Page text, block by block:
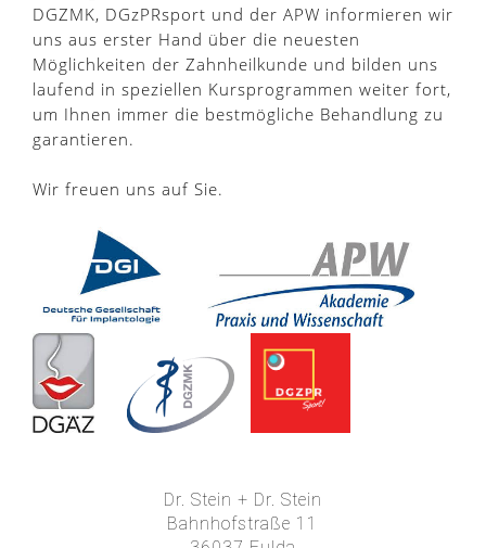
DGZMK, DGzPRsport und der APW informieren wir
uns aus erster Hand über die neuesten
Möglichkeiten der Zahnheilkunde und bilden uns
laufend in speziellen Kursprogrammen weiter fort,
um Ihnen immer die bestmögliche Behandlung zu
garantieren.
Wir freuen uns auf Sie.
Dr. Stein + Dr. Stein
Bahnhofstraße 11